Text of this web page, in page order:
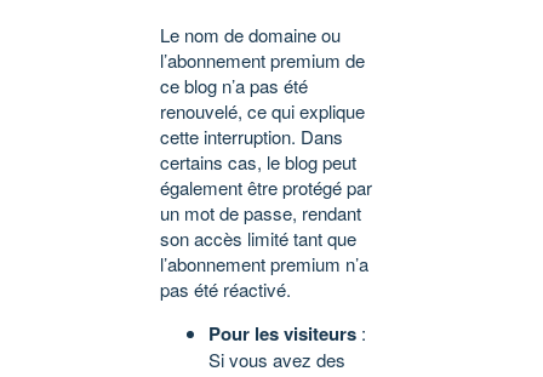
Le nom de domaine ou
l’abonnement premium de
ce blog n’a pas été
renouvelé, ce qui explique
cette interruption. Dans
certains cas, le blog peut
également être protégé par
un mot de passe, rendant
son accès limité tant que
l’abonnement premium n’a
pas été réactivé.
Pour les visiteurs :
Si vous avez des